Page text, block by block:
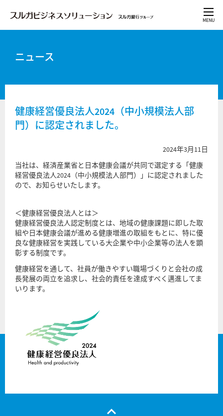
ニュース
健康経営優良法人2024（中小規模法人部
門）に認定されました。
2024年3月11日
当社は、経済産業省と日本健康会議が共同で選定する「健康
経営優良法人2024（中小規模法人部門）」に認定されました
ので、お知らせいたします。
＜健康経営優良法人とは＞
健康経営優良法人認定制度とは、地域の健康課題に即した取
組や日本健康会議が進める健康増進の取組をもとに、特に優
良な健康経営を実践している大企業や中小企業等の法人を顕
彰する制度です。
健康経営を通して、社員が働きやすい職場づくりと会社の成
長発展の両立を追求し、社会的責任を達成すべく邁進してま
いります。